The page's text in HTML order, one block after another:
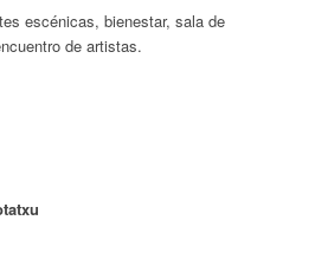
escénicas, bienestar, sala de
de artistas.